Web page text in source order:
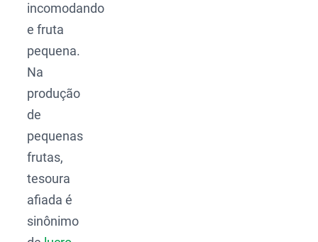
incomodando
e fruta
pequena.
Na
produção
de
pequenas
frutas,
tesoura
afiada é
sinônimo